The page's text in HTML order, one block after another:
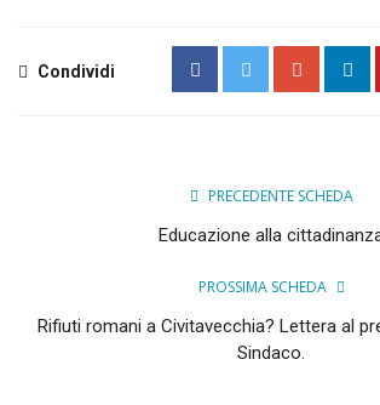
Condividi
PRECEDENTE SCHEDA
Educazione alla
PROSSIMA SCHEDA
Rifiuti romani a Civitavecchia? Lettera al
Sindaco.